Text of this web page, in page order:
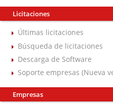
Licitaciones
Últimas licitaciones
Búsqueda de licitaciones
Descarga de Software
Soporte empresas (Nueva
Empresas